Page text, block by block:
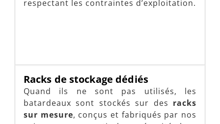
respectant les contraintes d’exploitation.
Racks de stockage dédiés
Quand ils ne sont pas utilisés, les
batardeaux sont stockés sur des racks
sur mesure, conçus et fabriqués par nos